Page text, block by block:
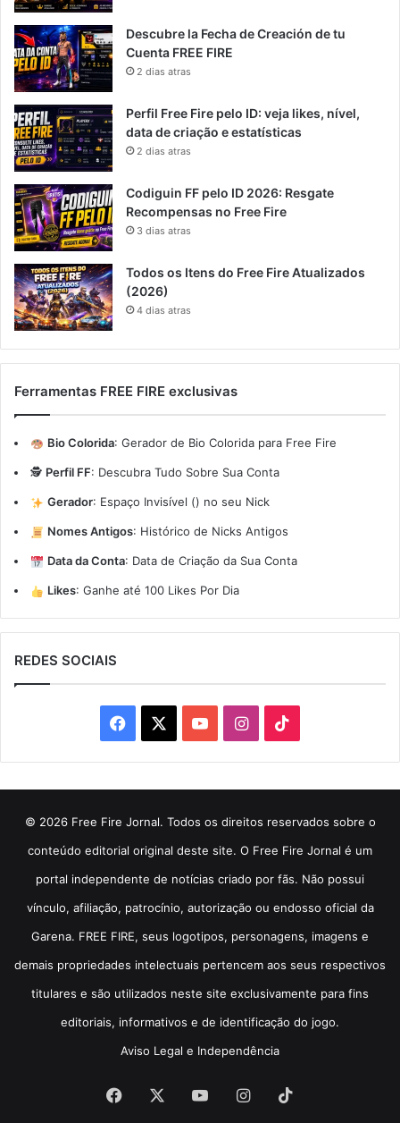
Descubre la Fecha de Creación de tu
Cuenta FREE FIRE
2 dias atras
Perfil Free Fire pelo ID: veja likes, nível,
data de criação e estatísticas
2 dias atras
Codiguin FF pelo ID 2026: Resgate
Recompensas no Free Fire
3 dias atras
Todos os Itens do Free Fire Atualizados
(2026)
4 dias atras
Ferramentas FREE FIRE exclusivas
Bio Colorida: Gerador de Bio Colorida para Free Fire
🕵️ Perfil FF: Descubra Tudo Sobre Sua Conta
Gerador: Espaço Invisível (ㅤ) no seu Nick
Nomes Antigos: Histórico de Nicks Antigos
Data da Conta: Data de Criação da Sua Conta
Likes: Ganhe até 100 Likes Por Dia
REDES SOCIAIS
Facebook YouTubeInstagram
© 2026 Free Fire Jornal. Todos os direitos reservados sobre o
conteúdo editorial original deste site. O Free Fire Jornal é um
portal independente de notícias criado por fãs. Não possui
vínculo, afiliação, patrocínio, autorização ou endosso oficial da
Garena. FREE FIRE, seus logotipos, personagens, imagens e
demais propriedades intelectuais pertencem aos seus respectivos
titulares e são utilizados neste site exclusivamente para fins
editoriais, informativos e de identificação do jogo.
Aviso Legal e Independência
Facebook YouTubeInstagram